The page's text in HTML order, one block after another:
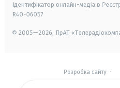
Ідентифікатор онлайн-медіа в
R40-06057
© 2005—2026, ПрАТ
Розробка сайту-